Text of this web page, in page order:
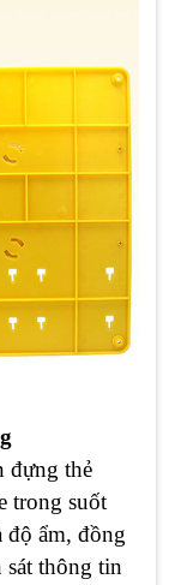
đựng thẻ
trong suốt
độ ẩm, đồng
thông tin